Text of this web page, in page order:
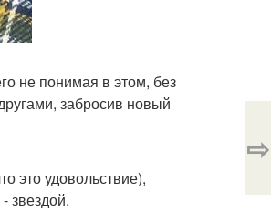
не понимая в этом, без
забросив новый
это удовольствие),
звездой.
⇨